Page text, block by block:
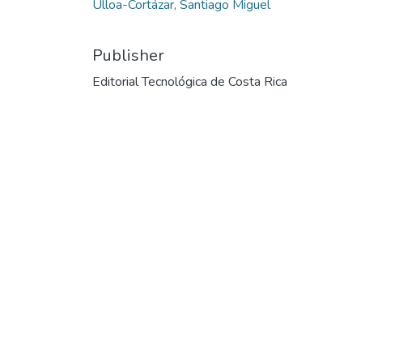
Ulloa-Cortázar, Santiago Miguel
Publisher
Editorial Tecnológica de Costa Rica